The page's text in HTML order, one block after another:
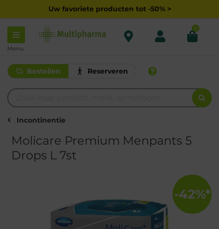
Uw favoriete producten tot -50% >
Menu
0
Bestellen Reserveren
Incontinentie
Molicare Premium Menpants 5
Drops L 7st
-42%*